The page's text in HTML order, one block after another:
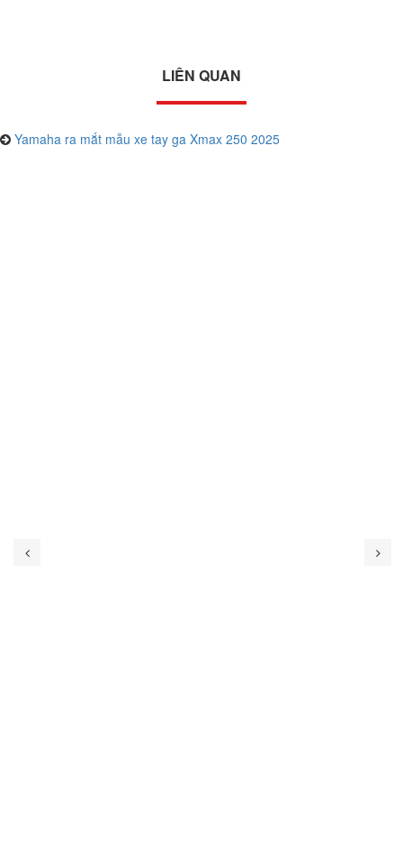
LIÊN QUAN
Yamaha ra mắt mẫu xe tay ga Xmax 250 2025